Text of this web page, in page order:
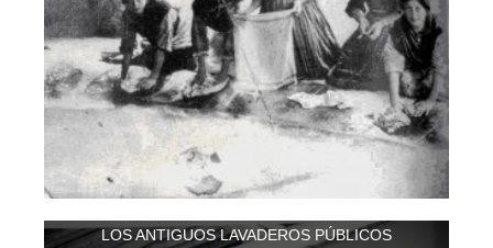
LOS ANTIGUOS LAVADEROS PÚBLICOS